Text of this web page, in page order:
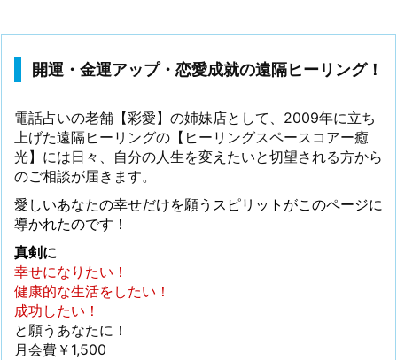
開運・金運アップ・恋愛成就の遠隔ヒーリング！
電話占いの老舗【彩愛】の姉妹店として、2009年に立ち
上げた遠隔ヒーリングの【ヒーリングスペースコアー癒
光】には日々、自分の人生を変えたいと切望される方から
のご相談が届きます。
愛しいあなたの幸せだけを願うスピリットがこのページに
導かれたのです！
真剣に
幸せになりたい！
健康的な生活をしたい！
成功したい！
と願うあなたに！
月会費￥1,500